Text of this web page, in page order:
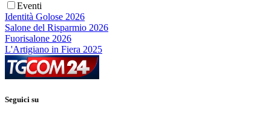
Eventi
Identità Golose 2026
Salone del Risparmio 2026
Fuorisalone 2026
L'Artigiano in Fiera 2025
Seguici su